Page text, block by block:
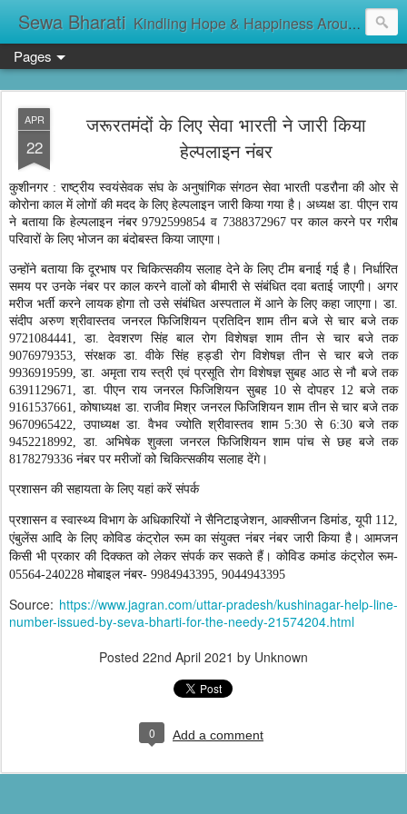
Sewa Bharati Kindling Hope & Happiness Around सेवा भारती சேவாபாரதி సేవా భారతి സേവാഭാരതി સેવા ભારતી সেবা ভাঁরাটি
Pages
APR
22
जरूरतमंदों के लिए सेवा भारती ने जारी किया
हेल्पलाइन नंबर
कुशीनगर : राष्ट्रीय स्वयंसेवक संघ के अनुषांगिक संगठन सेवा भारती पडरौना की ओर से
कोरोना काल में लोगों की मदद के लिए हेल्पलाइन जारी किया गया है। अध्यक्ष डा. पीएन राय
ने बताया कि हेल्पलाइन नंबर 9792599854 व 7388372967 पर काल करने पर गरीब
परिवारों के लिए भोजन का बंदोबस्त किया जाएगा।
उन्होंने बताया कि दूरभाष पर चिकित्सकीय सलाह देने के लिए टीम बनाई गई है। निर्धारित
समय पर उनके नंबर पर काल करने वालों को बीमारी से संबंधित दवा बताई जाएगी। अगर
मरीज भर्ती करने लायक होगा तो उसे संबंधित अस्पताल में आने के लिए कहा जाएगा। डा.
संदीप अरुण श्रीवास्तव जनरल फिजिशियन प्रतिदिन शाम तीन बजे से चार बजे तक
9721084441, डा. देवशरण सिंह बाल रोग विशेषज्ञ शाम तीन से चार बजे तक
9076979353, संरक्षक डा. वीके सिंह हड्डी रोग विशेषज्ञ तीन से चार बजे तक
9936919599, डा. अमृता राय स्त्री एवं प्रसूति रोग विशेषज्ञ सुबह आठ से नौ बजे तक
6391129671, डा. पीएन राय जनरल फिजिशियन सुबह 10 से दोपहर 12 बजे तक
9161537661, कोषाध्यक्ष डा. राजीव मिश्र जनरल फिजिशियन शाम तीन से चार बजे तक
9670965422, उपाध्यक्ष डा. वैभव ज्योति श्रीवास्तव शाम 5:30 से 6:30 बजे तक
9452218992, डा. अभिषेक शुक्ला जनरल फिजिशियन शाम पांच से छह बजे तक
8178279336 नंबर पर मरीजों को चिकित्सकीय सलाह देंगे।
प्रशासन की सहायता के लिए यहां करें संपर्क
प्रशासन व स्वास्थ्य विभाग के अधिकारियों ने सैनिटाइजेशन, आक्सीजन डिमांड, यूपी 112,
एंबुलेंस आदि के लिए कोविड कंट्रोल रूम का संयुक्त नंबर नंबर जारी किया है। आमजन
किसी भी प्रकार की दिक्कत को लेकर संपर्क कर सकते हैं। कोविड कमांड कंट्रोल रूम-
05564-240228 मोबाइल नंबर- 9984943395, 9044943395
Source: https://www.jagran.com/uttar-pradesh/kushinagar-help-line-
number-issued-by-seva-bharti-for-the-needy-21574204.html
Posted 22nd April 2021 by Unknown
0 Add a comment